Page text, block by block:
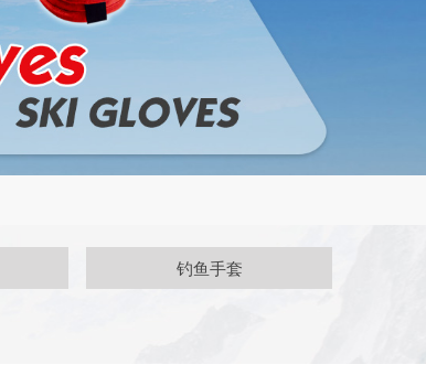
钓鱼手套